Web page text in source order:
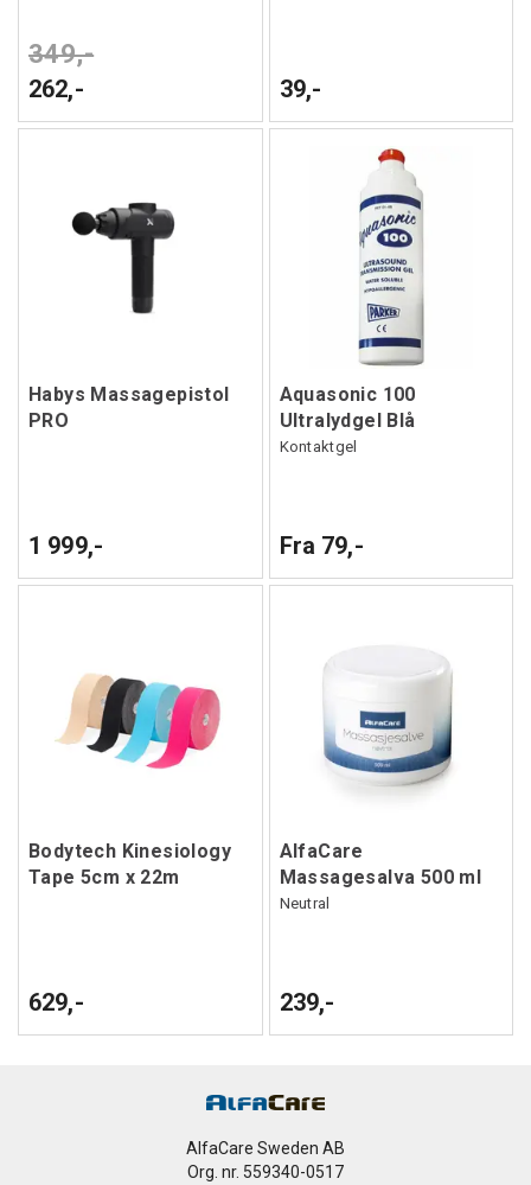
349,-
262,- 39,-
Habys Massagepistol
PRO
1 999,-
Aquasonic 100
Ultralydgel Blå
Kontaktgel
Fra 79,-
Bodytech Kinesiology
Tape 5cm x 22m
629,-
AlfaCare
Massagesalva 500 ml
Neutral
239,-
AlfaCare Sweden AB
Org. nr. 559340-0517